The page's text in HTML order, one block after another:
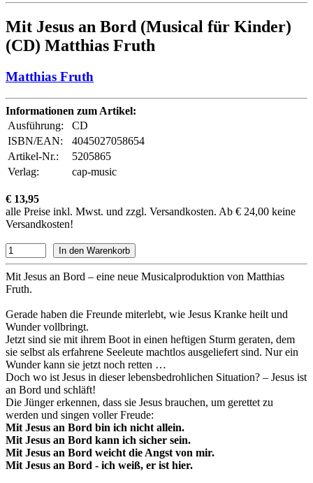
Mit Jesus an Bord (Musical für Kinder)
(CD) Matthias Fruth
Matthias Fruth
Informationen zum Artikel:
Ausführung:
CD
ISBN/EAN:
4045027058654
Artikel-Nr.:
5205865
Verlag:
cap-music
€ 13,95
alle Preise inkl. Mwst. und zzgl. Versandkosten. Ab € 24,00 keine
Versandkosten!
Mit Jesus an Bord – eine neue Musicalproduktion von Matthias
Fruth.
Gerade haben die Freunde miterlebt, wie Jesus Kranke heilt und
Wunder vollbringt.
Jetzt sind sie mit ihrem Boot in einen heftigen Sturm geraten, dem
sie selbst als erfahrene Seeleute machtlos ausgeliefert sind. Nur ein
Wunder kann sie jetzt noch retten …
Doch wo ist Jesus in dieser lebensbedrohlichen Situation? – Jesus ist
an Bord und schläft!
Die Jünger erkennen, dass sie Jesus brauchen, um gerettet zu
werden und singen voller Freude:
Mit Jesus an Bord bin ich nicht allein.
Mit Jesus an Bord kann ich sicher sein.
Mit Jesus an Bord weicht die Angst von mir.
Mit Jesus an Bord - ich weiß, er ist hier.